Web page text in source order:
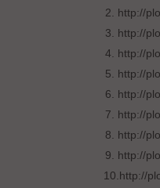
2. http://
3. http://
4. http://
5. http://
6. http://
7. http://
8. http://
9. http://
10.http://